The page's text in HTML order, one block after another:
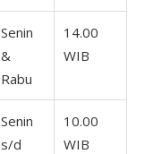
Senin
&
Rabu
14.00
WIB
Senin
s/d
10.00
WIB